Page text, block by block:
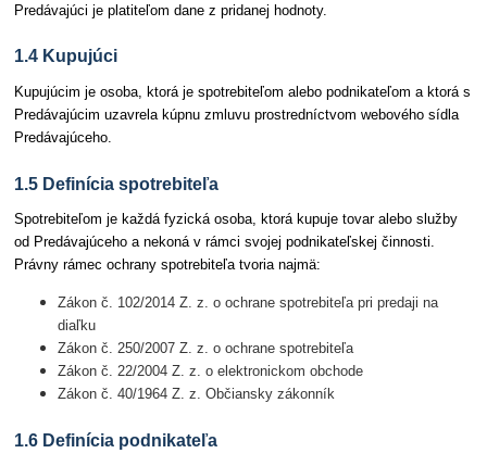
Predávajúci je platiteľom dane z pridanej hodnoty.
1.4 Kupujúci
Kupujúcim je osoba, ktorá je spotrebiteľom alebo podnikateľom a ktorá s
Predávajúcim uzavrela kúpnu zmluvu prostredníctvom webového sídla
Predávajúceho.
1.5 Definícia spotrebiteľa
Spotrebiteľom je každá fyzická osoba, ktorá kupuje tovar alebo služby
od Predávajúceho a nekoná v rámci svojej podnikateľskej činnosti.
Právny rámec ochrany spotrebiteľa tvoria najmä:
Zákon č. 102/2014 Z. z. o ochrane spotrebiteľa pri predaji na
diaľku
Zákon č. 250/2007 Z. z. o ochrane spotrebiteľa
Zákon č. 22/2004 Z. z. o elektronickom obchode
Zákon č. 40/1964 Z. z. Občiansky zákonník
1.6 Definícia podnikateľa